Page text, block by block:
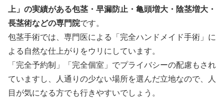
上」の実績がある包茎・早漏防止・亀頭増大・陰茎増大・
長茎術などの専門院です。
包茎手術では、専門医による「完全ハンドメイド手術」に
よる自然な仕上がりをウリにしています。
「完全予約制」「完全個室」でプライバシーの配慮もされ
ていますし、人通りの少ない場所を選んだ立地なので、人
目が気になる方でも行きやすいでしょう。